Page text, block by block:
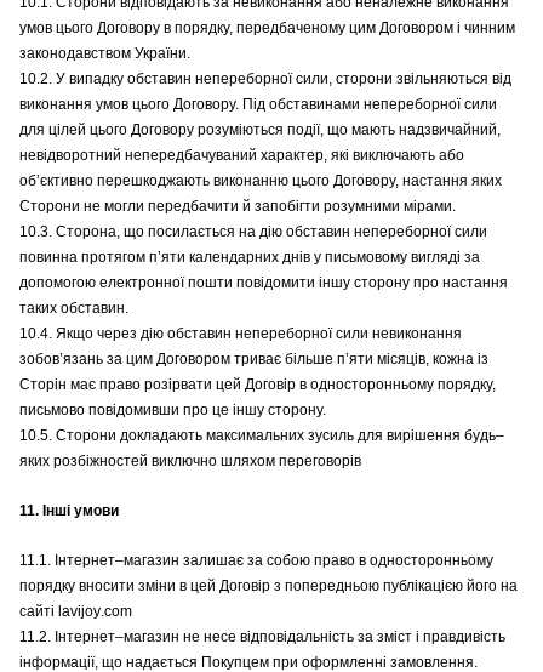
умов цього Договору в порядку, передбаченому цим Договором і чинним
законодавством України.
10.2. У випадку обставин непереборної сили, сторони звільняються від
виконання умов цього Договору. Під обставинами непереборної сили
для цілей цього Договору розуміються події, що мають надзвичайний,
невідворотний непередбачуваний характер, які виключають або
об’єктивно перешкоджають виконанню цього Договору, настання яких
Сторони не могли передбачити й запобігти розумними мірами.
10.3. Сторона, що посилається на дію обставин непереборної сили
повинна протягом п’яти календарних днів у письмовому вигляді за
допомогою електронної пошти повідомити іншу сторону про настання
таких обставин.
10.4. Якщо через дію обставин непереборної сили невиконання
зобов’язань за цим Договором триває більше п’яти місяців, кожна із
Сторін має право розірвати цей Договір в односторонньому порядку,
письмово повідомивши про це іншу сторону.
10.5. Сторони докладають максимальних зусиль для вирішення будь–
яких розбіжностей виключно шляхом переговорів
11. Інші умови
11.1. Інтернет–магазин залишає за собою право в односторонньому
порядку вносити зміни в цей Договір з попередньою публікацією його на
сайті lavijoy.com
11.2. Інтернет–магазин не несе відповідальність за зміст і правдивість
інформації, що надається Покупцем при оформленні замовлення.